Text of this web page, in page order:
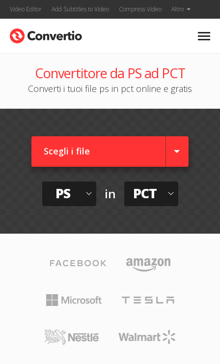
Video Editor Add Subtitles to Video Compress Video Altro
Convertitore da PS ad PCT
Converti i tuoi file ps in pct online e gratis
Scegli i file
PS in PCT